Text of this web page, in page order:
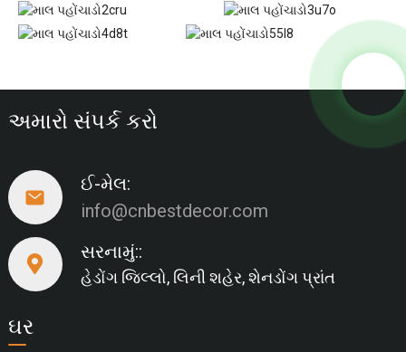
અમારો સંપર્ક કરો
ઈ-મેલ:
info@cnbestdecor.com
સરનામું::
હેડોંગ જિલ્લો, લિની શહેર, શેનડોંગ પ્રાંત
ઘર